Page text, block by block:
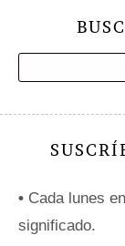
• Cada lunes
significado.